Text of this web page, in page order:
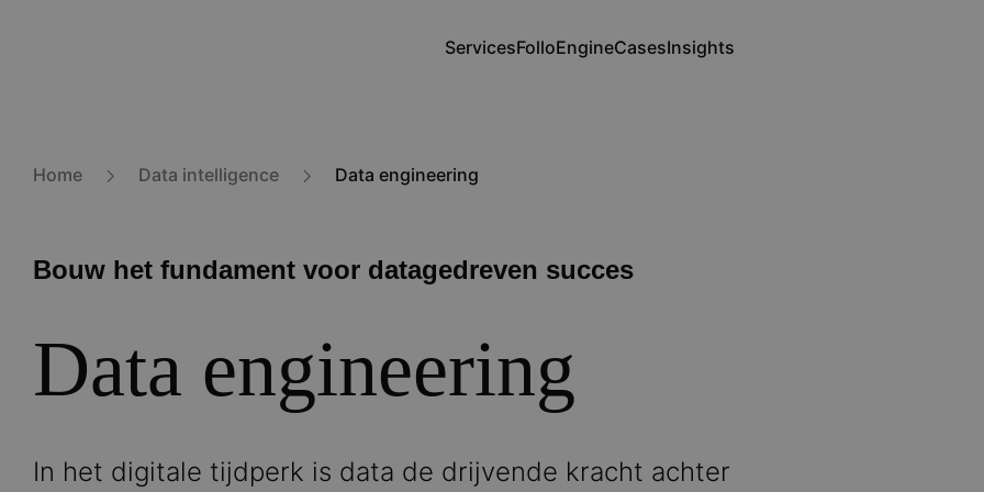
gaan
Main
ServicesFolloEngineCasesInsights
Home Data intelligence Data engineering
Bouw het fundament voor datagedreven succes
Data engineering
In het digitale tijdperk is data de drijvende kracht achter